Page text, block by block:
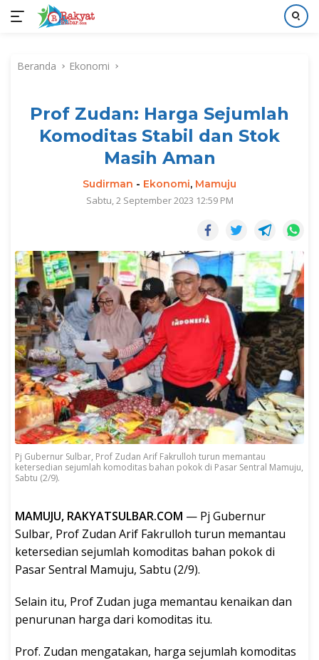
kontenBeranda Ekonomi
Prof Zudan: Harga Sejumlah
Komoditas Stabil dan Stok
Masih Aman
Sudirman - Ekonomi, Mamuju
Sabtu, 2 September 2023 12:59 PM
Pj Gubernur Sulbar, Prof Zudan Arif Fakrulloh turun memantau
ketersedian sejumlah komoditas bahan pokok di Pasar Sentral Mamuju,
Sabtu (2/9).
MAMUJU, RAKYATSULBAR.COM — Pj Gubernur
Sulbar, Prof Zudan Arif Fakrulloh turun memantau
ketersedian sejumlah komoditas bahan pokok di
Pasar Sentral Mamuju, Sabtu (2/9).
Selain itu, Prof Zudan juga memantau kenaikan dan
penurunan harga dari komoditas itu.
Prof. Zudan mengatakan, harga sejumlah komoditas